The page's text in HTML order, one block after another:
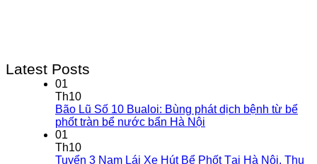
Latest Posts
01
Th10
Bão Lũ Số 10 Bualoi: Bùng phát dịch bệnh từ bể
phốt tràn bể nước bẩn Hà Nội
01
Th10
Tuyển 3 Nam Lái Xe Hút Bể Phốt Tại Hà Nội, Thu